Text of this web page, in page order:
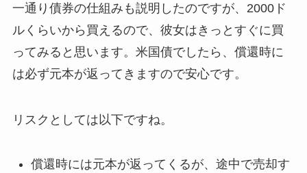
一通り債券の仕組みも説明したのですが、2000ド
ルくらいから買えるので、彼女はきっとすぐに買
ってみると思います。米国債でしたら、償還時に
は必ず元本が返ってきますので安心です。
リスクとしては以下ですね。
償還時には元本が返ってくるが、 途中で売却す